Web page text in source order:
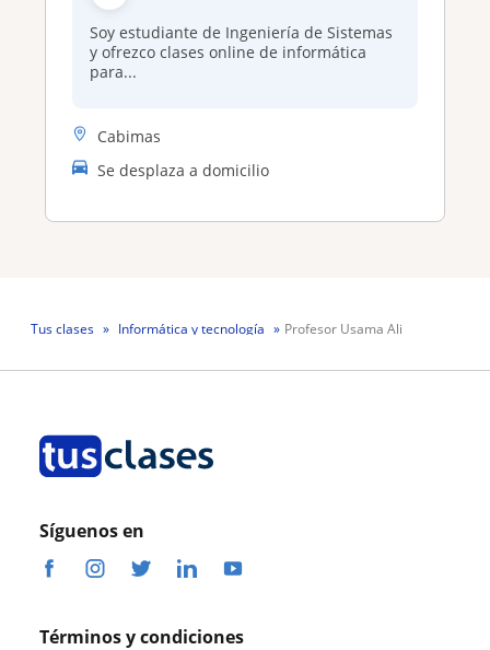
Soy estudiante de Ingeniería de Sistemas
y ofrezco clases online de informática
para...
Cabimas
Se desplaza a domicilio
Tus clases Informática y tecnología Profesor Usama Ali
Síguenos en
Términos y condiciones